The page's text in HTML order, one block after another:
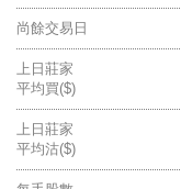
尚餘交易日
上日莊家
平均買($)
上日莊家
平均沽($)